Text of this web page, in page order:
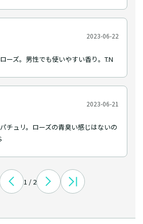
2023-06-22
ーズ。男性でも使いやすい香り。T.N
2023-06-21
チュリ。ローズの青臭い感じはないの
1 / 2